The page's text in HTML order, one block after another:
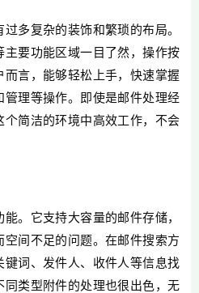
多复杂的装饰和繁琐的布局。
主要功能区域一目了然，操作按
言，能够轻松上手，快速掌握
管理等操作。即使是邮件处理经
简洁的环境中高效工作，不会
。它支持大容量的邮件存储，
间不足的问题。在邮件搜索方
词、发件人、收件人等信息找
同类型附件的处理也很出色，无